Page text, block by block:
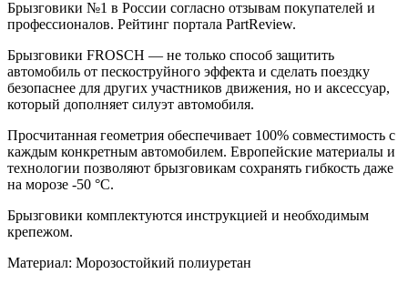
Брызговики №1 в России согласно отзывам покупателей и
профессионалов. Рейтинг портала PartReview.
Брызговики FROSCH — не только способ защитить
автомобиль от пескоструйного эффекта и сделать поездку
безопаснее для других участников движения, но и аксессуар,
который дополняет силуэт автомобиля.
Просчитанная геометрия обеспечивает 100% совместимость с
каждым конкретным автомобилем. Европейские материалы и
технологии позволяют брызговикам сохранять гибкость даже
на морозе -50 °С.
Брызговики комплектуются инструкцией и необходимым
крепежом.
Материал: Морозостойкий полиуретан